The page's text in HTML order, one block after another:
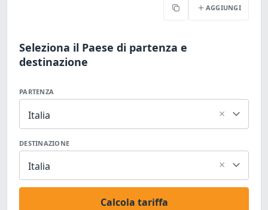
Copia AGGIUNGI
Seleziona il Paese di partenza e
destinazione
PARTENZA
Italia ×
DESTINAZIONE
Italia ×
Calcola tariffa